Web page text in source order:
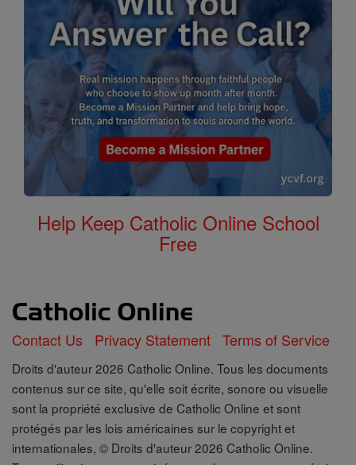
Help Keep Catholic Online School
Free
Contact Us Privacy Statement Terms of Service
Droits d'auteur 2026 Catholic Online. Tous les documents
contenus sur ce site, qu'elle soit écrite, sonore ou visuelle
sont la propriété exclusive de Catholic Online et sont
protégés par les lois américaines sur le copyright et
internationales, © Droits d'auteur 2026 Catholic Online.